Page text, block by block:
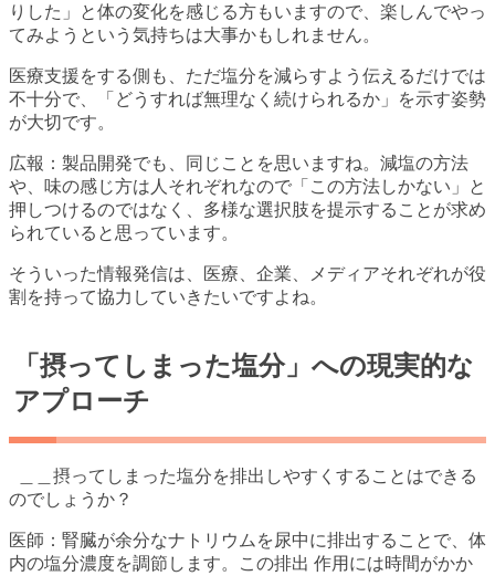
りした」と体の変化を感じる方もいますので、楽しんでやっ
てみようという気持ちは大事かもしれません。
医療支援をする側も、ただ塩分を減らすよう伝えるだけでは
不十分で、「どうすれば無理なく続けられるか」を示す姿勢
が大切です。
広報：製品開発でも、同じことを思いますね。減塩の方法
や、味の感じ方は人それぞれなので「この方法しかない」と
押しつけるのではなく、多様な選択肢を提示することが求め
られていると思っています。
そういった情報発信は、医療、企業、メディアそれぞれが役
割を持って協力していきたいですよね。
「摂ってしまった塩分」への現実的な
アプローチ
＿＿摂ってしまった塩分を排出しやすくすることはできる
のでしょうか？
医師：腎臓が余分なナトリウムを尿中に排出することで、体
内の塩分濃度を調節します。この排出 作用には時間がかか